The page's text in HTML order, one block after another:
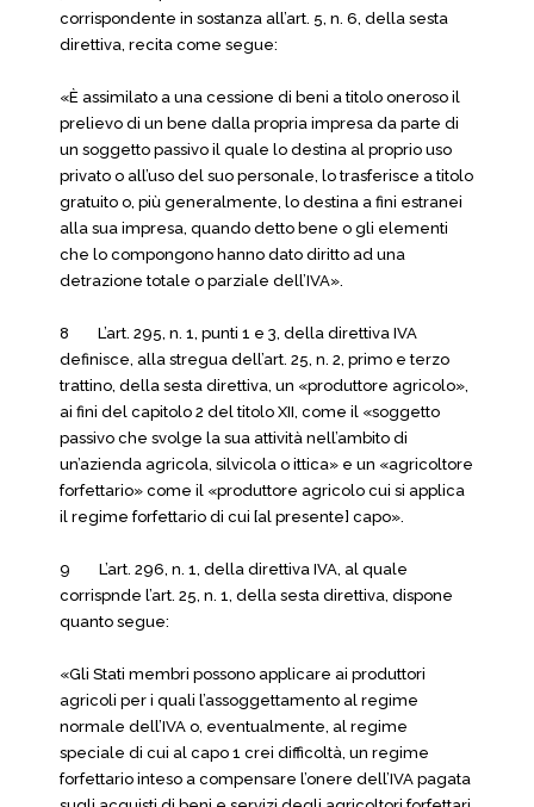
corrispondente in sostanza all’art. 5, n. 6, della sesta
direttiva, recita come segue:
«È assimilato a una cessione di beni a titolo oneroso il
prelievo di un bene dalla propria impresa da parte di
un soggetto passivo il quale lo destina al proprio uso
privato o all’uso del suo personale, lo trasferisce a titolo
gratuito o, più generalmente, lo destina a fini estranei
alla sua impresa, quando detto bene o gli elementi
che lo compongono hanno dato diritto ad una
detrazione totale o parziale dell’IVA».
8 L’art. 295, n. 1, punti 1 e 3, della direttiva IVA
definisce, alla stregua dell’art. 25, n. 2, primo e terzo
trattino, della sesta direttiva, un «produttore agricolo»,
ai fini del capitolo 2 del titolo XII, come il «soggetto
passivo che svolge la sua attività nell’ambito di
un’azienda agricola, silvicola o ittica» e un «agricoltore
forfettario» come il «produttore agricolo cui si applica
il regime forfettario di cui [al presente] capo».
9 L’art. 296, n. 1, della direttiva IVA, al quale
corrispnde l’art. 25, n. 1, della sesta direttiva, dispone
quanto segue:
«Gli Stati membri possono applicare ai produttori
agricoli per i quali l’assoggettamento al regime
normale dell’IVA o, eventualmente, al regime
speciale di cui al capo 1 crei difficoltà, un regime
forfettario inteso a compensare l’onere dell’IVA pagata